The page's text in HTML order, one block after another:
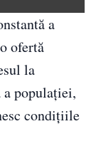
a
ofertă
la
populației,
condițiile